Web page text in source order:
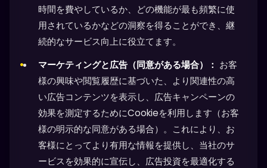
時間を費やしているか、どの機能が最も頻繁に使
用されているかなどの洞察を得ることができ、継
続的なサービス向上に役立てます。
マーケティングと広告（同意がある場合）： お客
様の興味や閲覧履歴に基づいた、より関連性の高
い広告コンテンツを表示し、広告キャンペーンの
効果を測定するためにCookieを利用します（お客
様の明示的な同意がある場合）。これにより、お
客様にとってより有用な情報を提供し、当社のサ
ービスを効果的に宣伝し、広告投資を最適化する